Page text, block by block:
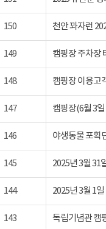
150 천안 꽈자런
149 캠핑장 주차장
148 캠핑장 이용고
147 캠핑장(6월 3일
146 야생동물 포획
145 2025년 3월 31
144 2025년 3월 1
143 독립기념관 캠